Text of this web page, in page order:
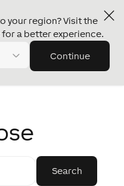
your region? Visit the
a better experience.
Continue